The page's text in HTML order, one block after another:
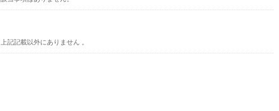
上記記載以外にありません 。